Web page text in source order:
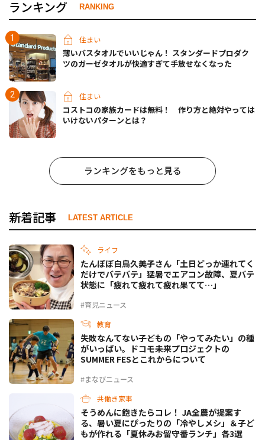
ランキング RANKING
住まい
薄いバスタオルでいいじゃん！ スタンダードプロダク
ツのガーゼタオルが快適すぎて手放せなくなった
住まい
コストコの家族カードは無料！ 作り方と絶対やっては
いけないパターンとは？
ランキングをもっと見る
新着記事 LATEST ARTICLE
ライフ
#育児ニュース
たんぽぽ白鳥久美子さん「土日どっか連れてく
だけでバテバテ」猛暑でエアコン故障、夏バテ
状態に「疲れて疲れて疲れ果てて…」
教育
#まなびニュース
失敗なんてない――子どもの「やってみたい」の種
がいっぱい。ドコモ未来プロジェクトの
SUMMER FESとこれからについて
共働き家事
そうめんに飽きたらコレ！ JA全農が提案す
る、暑い夏にぴったりの「冷やしメシ」＆子ど
もが作れる「夏休みお留守番ランチ」各3選